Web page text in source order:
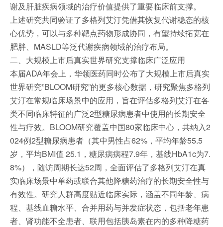
谢及肝脏疾病领域的治疗价值提供了重要临床前支撑。
上述研究共同验证了多格列艾汀凭借其恢复代谢稳态的核
心优势，可以与多种靶点药物形成协同，有望持续拓宽在
肥胖、MASLD等泛代谢疾病领域的治疗布局。
二、大规模上市后真实世界研究支撑临床广泛应用
本届ADA年会上，华领医药同时公布了大规模上市后真实
世界研究”BLOOM研究”的更多核心数据，研究聚焦多格列
艾汀在常规临床场景中的应用，旨在评估多格列艾汀在各
类不同临床特征的广泛2型糖尿病患者中使用的长期安全
性与疗效。BLOOM研究覆盖中国80家临床中心，共纳入2
024例2型糖尿病患者（其中男性占62%，平均年龄55.5
岁，平均BMI值 25.1，糖尿病病程7.9年，基线HbA1c为7.
8%），随访周期长达52周，全面评估了多格列艾汀在真
实临床场景中单药或联合其他降糖药治疗的长期安全性与
有效性。研究人群高度贴近临床实际，涵盖不同年龄、病
程、基线血糖水平、合并用药与并发症状态，包括老年患
者、肾功能不全患者、联用包括胰岛素在内的多种降糖药